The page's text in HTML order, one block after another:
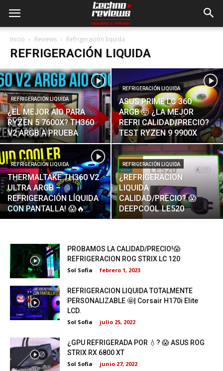
Inicio Reviews Refrigeración liquida
REFRIGERACIÓN LIQUIDA
REFRIGERACIÓN LIQUIDA
¿EL MEJOR AIO PARA
RYZEN 5 7600X? TH360
V2 ARGB A PRUEBA
REFRIGERACIÓN LIQUIDA
ASUS PRIME LC 360
ARGB 🤯 ¿LA MEJOR
REFRI CALIDAD/PRECIO?
TEST RYZEN 9 9900X
REFRIGERACIÓN LIQUIDA
THERMALTAKE TH360 V2
ULTRA ARGB –
REFRIGERACIÓN LÍQUIDA
CON PANTALLA! 😱🔥
REFRIGERACIÓN LIQUIDA
¿REFRIGERACION
LIQUIDA
CALIDAD/PRECIO? 😱
DEEPCOOL LE520
PROBAMOS LA CALIDAD/PRECIO!😱
REFRIGERACION ROG STRIX LC 120
Sol Sofia - febrero 1, 2023
REFRIGERACION LIQUIDA TOTALMENTE
PERSONALIZABLE 🤩| Corsair H170i Elite
LCD.
Sol Sofia - julio 25, 2022
¿GPU REFRIGERADA POR 💧? 😱 ASUS ROG
STRIX RX 6800 XT
Sol Sofia - junio 27, 2022